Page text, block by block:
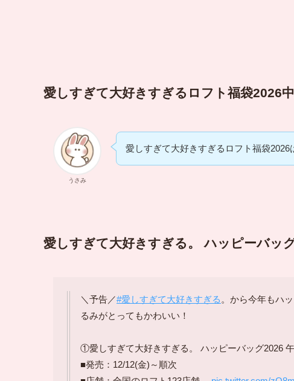
愛しすぎて大好きすぎるロフト福袋2026
うさみ
愛しすぎて大好きすぎるロフト福袋2026
愛しすぎて大好きすぎる。 ハッピーバッ
＼予告／#愛しすぎて大好きすぎる 。から今年もハ
るみがとってもかわいい！
①愛しすぎて大好きすぎる。 ハッピーバッグ2026
■発売：12/12(金)～順次